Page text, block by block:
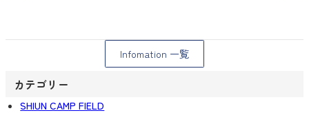
Infomation 一覧
カテゴリー
SHIUN CAMP FIELD